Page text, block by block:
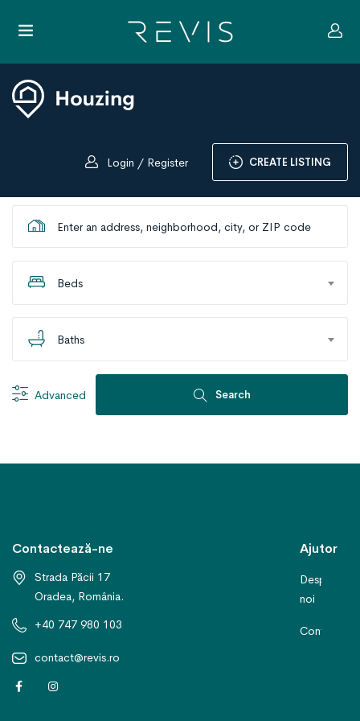
Login / Register CREATE LISTING
Beds
Baths
Advanced Search
Contactează-ne
Strada Păcii 17
Oradea, România.
+40 747 980 103
contact@revis.ro
Ajutor
Despre
noi
Contact